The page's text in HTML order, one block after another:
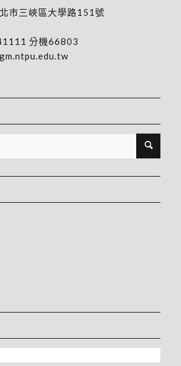
市三峽區大學路151號
分機66803